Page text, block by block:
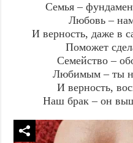
Семья –
Любовь –
И верность, даже в
Поможет
Семейство –
Любимым – ты
И верность,
Наш брак – он